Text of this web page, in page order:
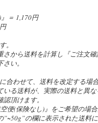
＝ 1,170円
。
から送料を計算し『ご注文確
い。
合わせて、送料を改定する場
る送料が、実際の送料と異な
認頂けます。
便(保険なし)』をご希望の場合
”~50g”の欄に表示された送料に